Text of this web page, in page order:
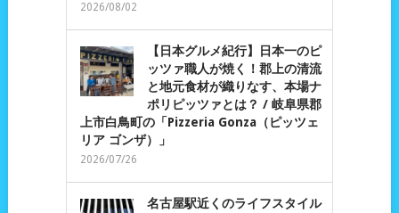
2026/08/02
【日本グルメ紀行】日本一のピ
ッツァ職人が焼く！郡上の清流
と地元食材が織りなす、本場ナ
ポリピッツァとは？ / 岐阜県郡
上市白鳥町の「Pizzeria Gonza（ピッツェ
リア ゴンザ）」
2026/07/26
名古屋駅近くのライフスタイル